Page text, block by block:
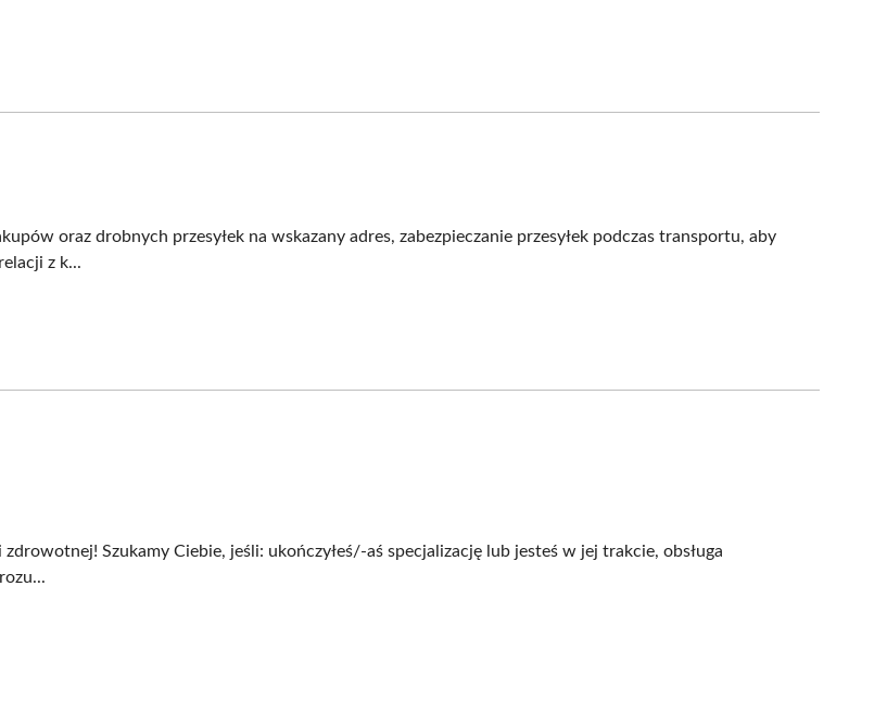
oraz drobnych przesyłek na wskazany adres, zabezpieczanie przesyłek podczas transportu, aby
z k...
Szukamy Ciebie, jeśli​: ukończyłeś/-aś specjalizację lub jesteś w jej trakcie, obsługa